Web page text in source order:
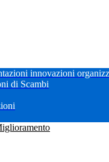
innovazioni
di Scambi